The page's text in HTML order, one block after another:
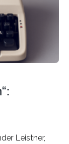
Veronika
Leistner,